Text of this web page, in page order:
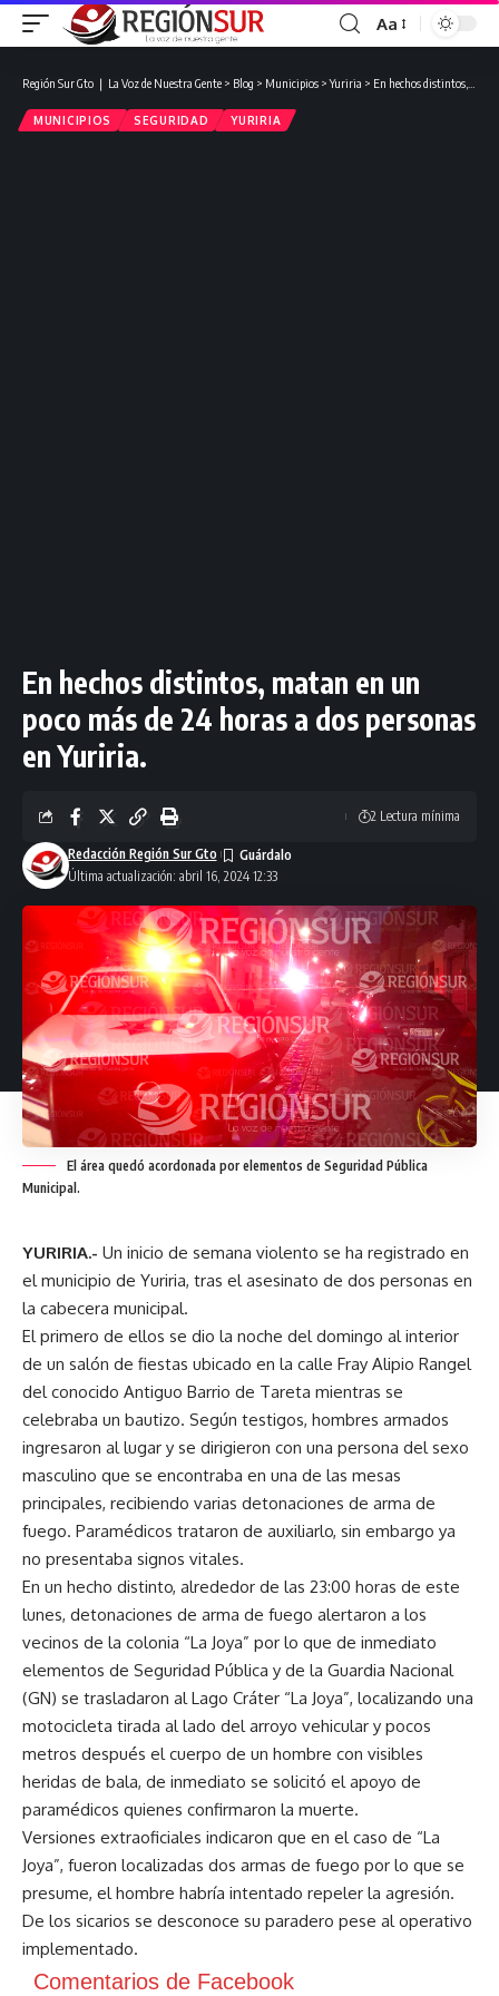
Aa
Región Sur Gto ❘ La Voz de Nuestra Gente > Blog > Municipios >Yuriria > En hechos distintos, matan en un poco más de 24 horas a dos personas en Yuriria.
MUNICIPIOS SEGURIDAD YURIRIA
En hechos distintos, matan en un
poco más de 24 horas a dos personas
en Yuriria.
Última actualización: abril 16, 2024 12:33
Redacción Región Sur Gto
2 Lectura mínima
El área quedó acordonada por elementos de Seguridad Pública
Municipal.
YURIRIA.- Un inicio de semana violento se ha registrado en
el municipio de Yuriria, tras el asesinato de dos personas en
la cabecera municipal.
El primero de ellos se dio la noche del domingo al interior
de un salón de fiestas ubicado en la calle Fray Alipio Rangel
del conocido Antiguo Barrio de Tareta mientras se
celebraba un bautizo. Según testigos, hombres armados
ingresaron al lugar y se dirigieron con una persona del sexo
masculino que se encontraba en una de las mesas
principales, recibiendo varias detonaciones de arma de
fuego. Paramédicos trataron de auxiliarlo, sin embargo ya
no presentaba signos vitales.
En un hecho distinto, alrededor de las 23:00 horas de este
lunes, detonaciones de arma de fuego alertaron a los
vecinos de la colonia “La Joya” por lo que de inmediato
elementos de Seguridad Pública y de la Guardia Nacional
(GN) se trasladaron al Lago Cráter “La Joya”, localizando una
motocicleta tirada al lado del arroyo vehicular y pocos
metros después el cuerpo de un hombre con visibles
heridas de bala, de inmediato se solicitó el apoyo de
paramédicos quienes confirmaron la muerte.
Versiones extraoficiales indicaron que en el caso de “La
Joya”, fueron localizadas dos armas de fuego por lo que se
presume, el hombre habría intentado repeler la agresión.
De los sicarios se desconoce su paradero pese al operativo
implementado.
Comentarios de Facebook